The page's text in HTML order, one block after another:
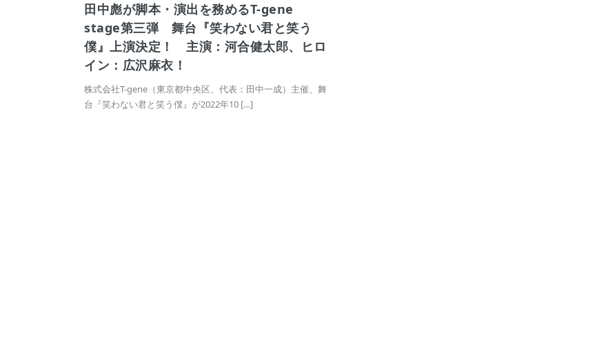
田中彪が脚本・演出を務めるT-gene
stage第三弾 舞台『笑わない君と笑う
僕』上演決定！ 主演：河合健太郎、ヒロ
イン：広沢麻衣！
株式会社T-gene（東京都中央区、代表：田中一成）主催、舞
台『笑わない君と笑う僕』が2022年10 […]